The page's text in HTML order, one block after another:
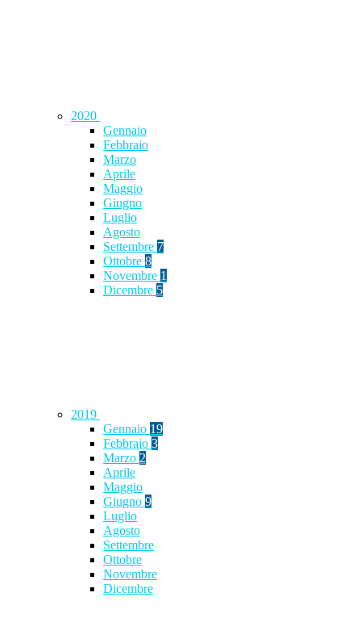
2020
Gennaio
Febbraio
Marzo
Aprile
Maggio
Giugno
Luglio
Agosto
Settembre 7
Ottobre 8
Novembre 1
Dicembre 5
2019
Gennaio 19
Febbraio 3
Marzo 2
Aprile
Maggio
Giugno 9
Luglio
Agosto
Settembre
Ottobre
Novembre
Dicembre